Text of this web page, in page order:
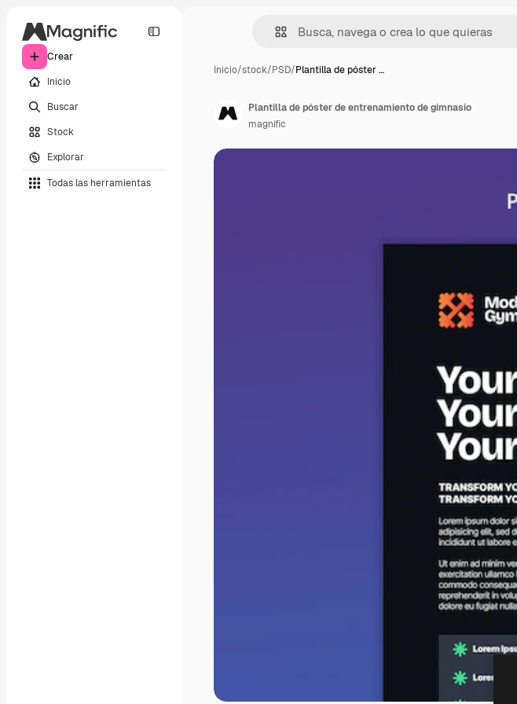
Crear
Inicio
Buscar
Stock
Explorar
Todas las herramientas
Inicio/stock/PSD/Plantilla de póster …
Plantilla de póster de entrenamiento de gimnasio
magnific